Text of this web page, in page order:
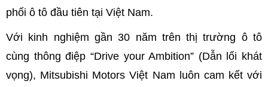
phối ô tô đầu tiên tại Việt Nam.
Với kinh nghiệm gần 30 năm trên thị trường ô tô
cùng thông điệp “Drive your Ambition” (Dẫn lối khát
vọng), Mitsubishi Motors Việt Nam luôn cam kết với